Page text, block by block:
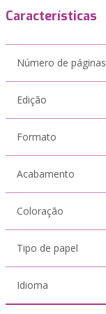
Características
Número de páginas
Edição
Formato
Acabamento
Coloração
Tipo de papel
Idioma